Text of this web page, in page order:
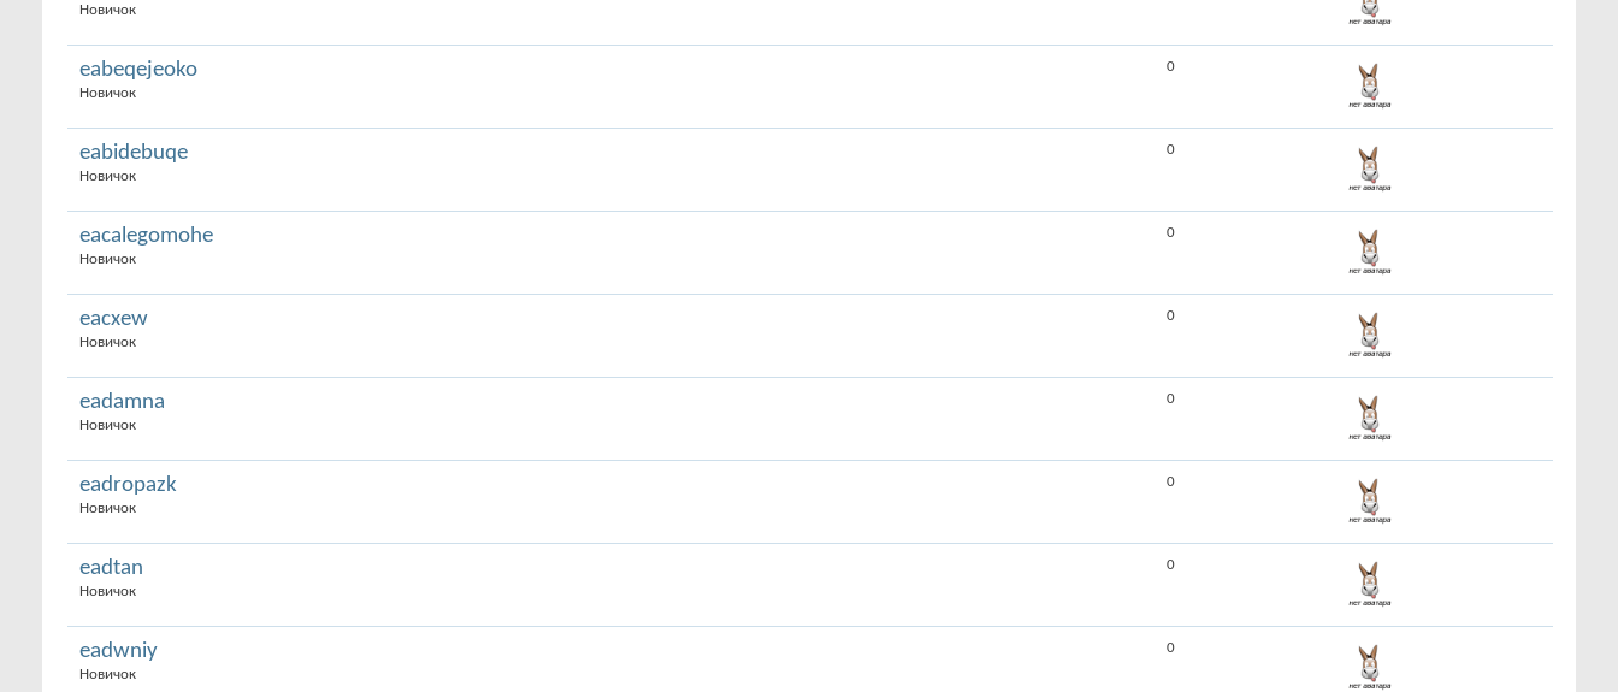
Новичок
eabeqejeoko
Новичок
0
eabidebuqe
Новичок
0
eacalegomohe
Новичок
0
eacxew
Новичок
0
eadamna
Новичок
0
eadropazk
Новичок
0
eadtan
Новичок
0
eadwniy
Новичок
0